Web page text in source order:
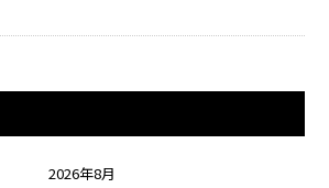
2026年8月